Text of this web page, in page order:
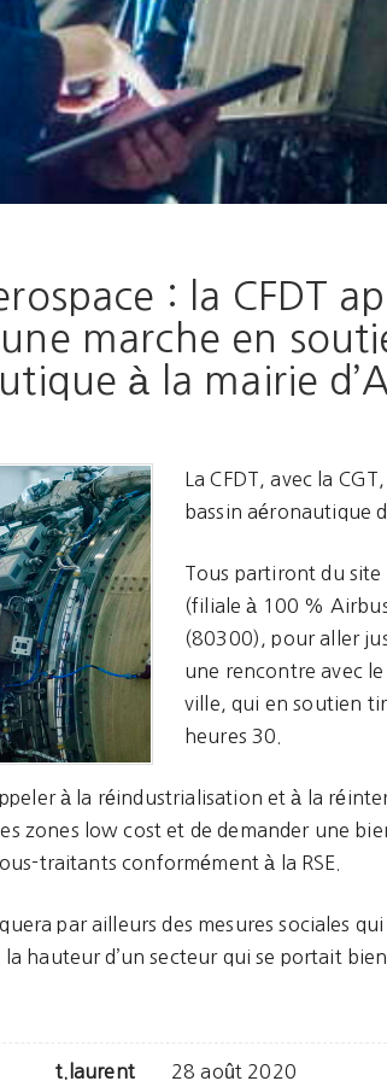
: la CFDT
marche en
à la mairie
La CFDT, avec la
bassin aéronautique
Tous partiront du site
(filiale à 100 %
(80300), pour aller
une rencontre avec
ville, qui en soutien
heures 30.
à la réindustrialisation et à la
zones low cost et de demander une
traitants conformément à la RSE.
par ailleurs des mesures sociales
la hauteur d’un secteur qui se portait
t.laurent 28 août 2020